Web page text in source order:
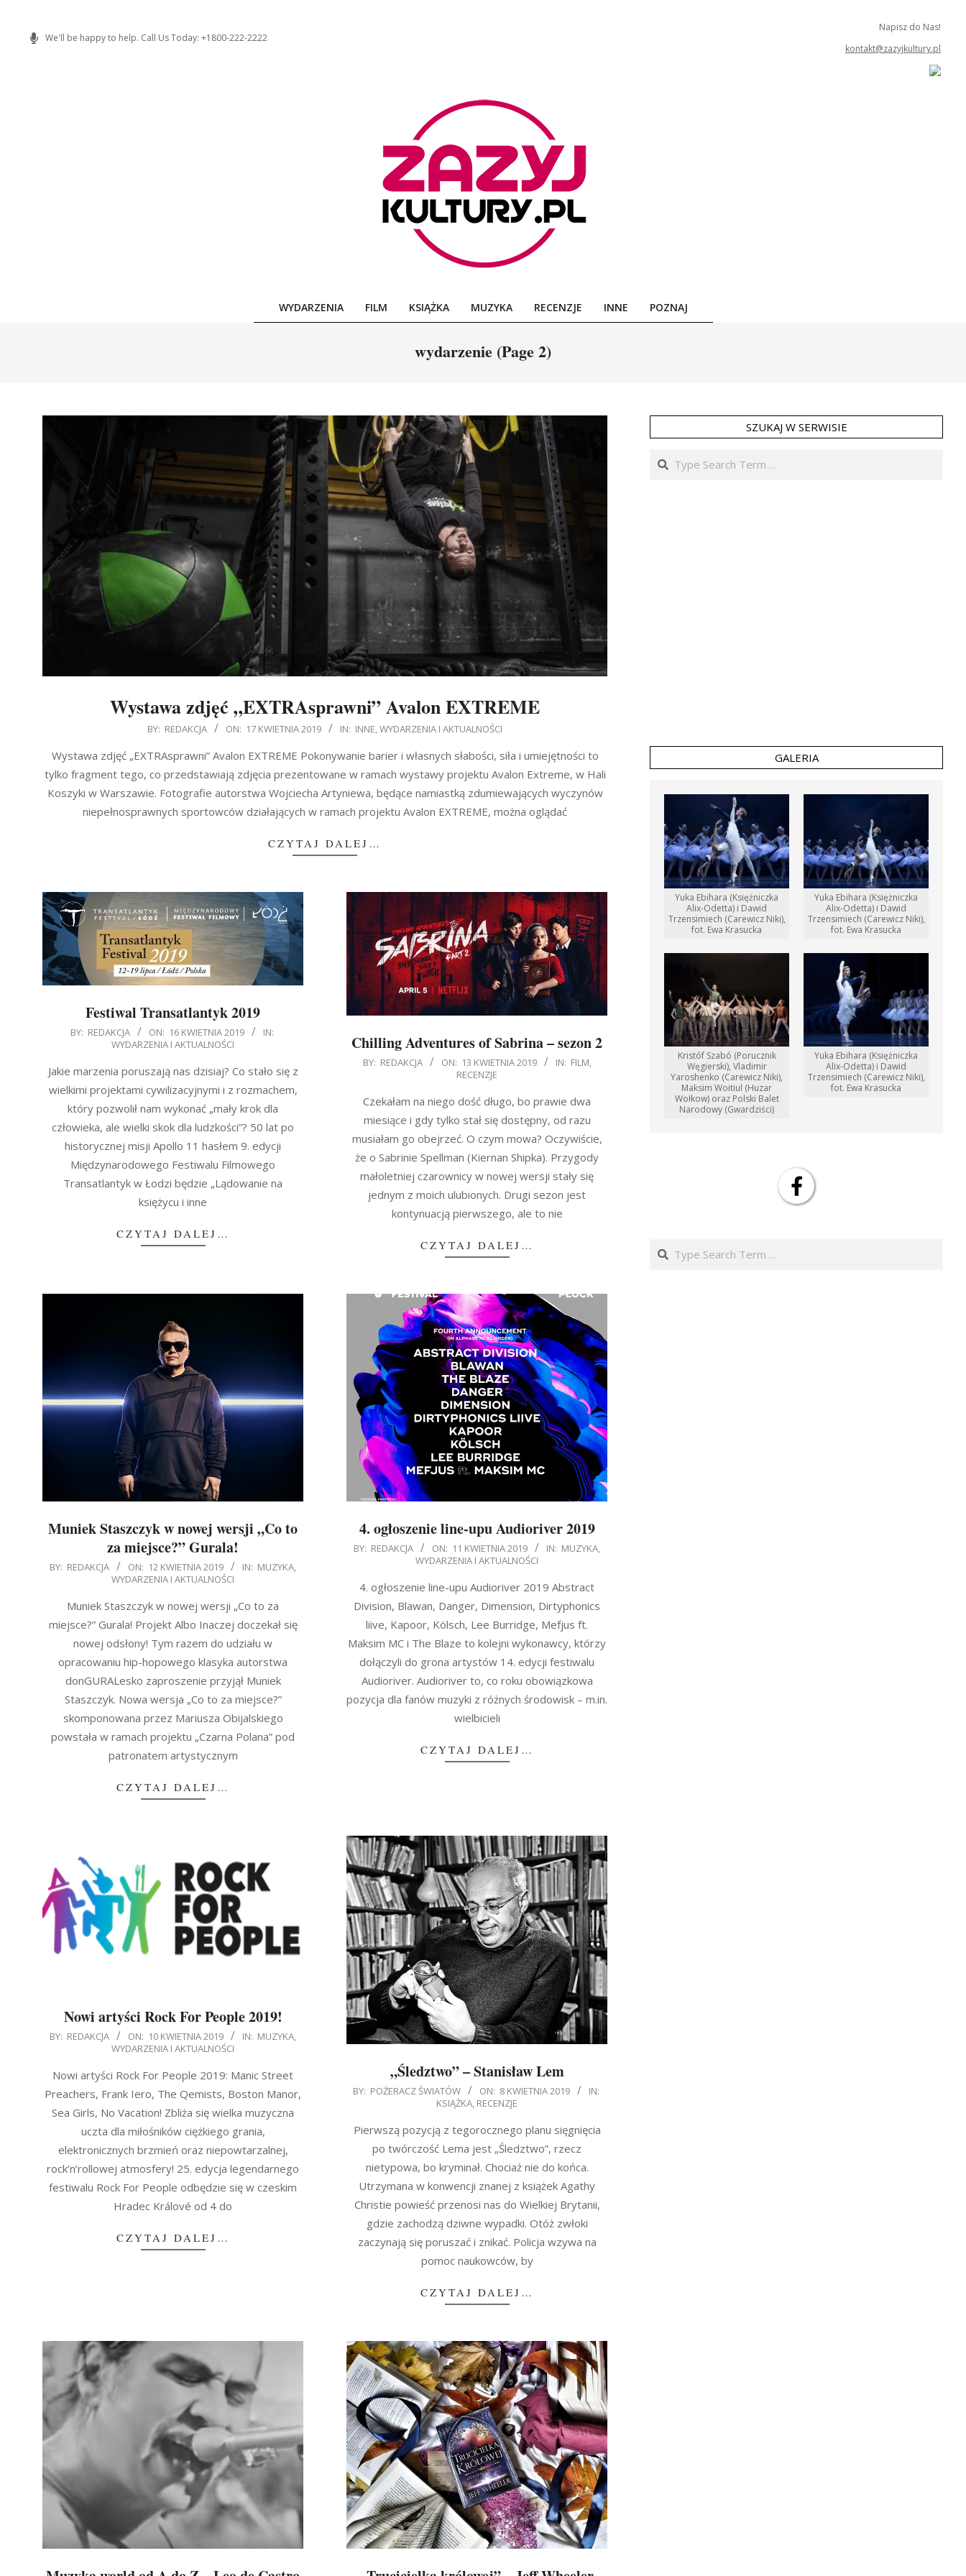
content
We'll be happy to help. Call Us Today: +1800-222-2222
Napisz do Nas!
kontakt@zazyjkultury.pl
Primary
Menu
WYDARZENIA FILM KSIĄŻKA MUZYKA RECENZJE INNE POZNAJ
wydarzenie (Page 2)
Wystawa zdjęć „EXTRAsprawni” Avalon EXTREME
BY: REDAKCJA ON: 17 KWIETNIA 2019 IN: INNE,WYDARZENIA I AKTUALNOŚCI
Wystawa zdjęć „EXTRAsprawni” Avalon EXTREME Pokonywanie barier i własnych słabości, siła i umiejętności to
tylko fragment tego, co przedstawiają zdjęcia prezentowane w ramach wystawy projektu Avalon Extreme, w Hali
Koszyki w Warszawie. Fotografie autorstwa Wojciecha Artyniewa, będące namiastką zdumiewających wyczynów
niepełnosprawnych sportowców działających w ramach projektu Avalon EXTREME, można oglądać
CZYTAJ DALEJ…
Festiwal Transatlantyk 2019
2019-
16
BY: REDAKCJA ON: 16 KWIETNIA 2019
IN:
WYDARZENIA I AKTUALNOŚCI
Jakie marzenia poruszają nas dzisiaj? Co stało się z
wielkimi projektami cywilizacyjnymi i z rozmachem,
który pozwolił nam wykonać „mały krok dla
człowieka, ale wielki skok dla ludzkości”? 50 lat po
historycznej misji Apollo 11 hasłem 9. edycji
Międzynarodowego Festiwalu Filmowego
Transatlantyk w Łodzi będzie „Lądowanie na
księżycu i inne
CZYTAJ DALEJ…
Chilling Adventures of Sabrina – sezon 2
2019-
BY: REDAKCJA ON: 13 KWIETNIA 2019 IN: FILM,
RECENZJE
Czekałam na niego dość długo, bo prawie dwa
miesiące i gdy tylko stał się dostępny, od razu
musiałam go obejrzeć. O czym mowa? Oczywiście,
że o Sabrinie Spellman (Kiernan Shipka). Przygody
małoletniej czarownicy w nowej wersji stały się
jednym z moich ulubionych. Drugi sezon jest
kontynuacją pierwszego, ale to nie
CZYTAJ DALEJ…
Muniek Staszczyk w nowej wersji „Co to
za miejsce?” Gurala!
2019-
BY: REDAKCJA ON: 12 KWIETNIA 2019 IN: MUZYKA,
WYDARZENIA I AKTUALNOŚCI
Muniek Staszczyk w nowej wersji „Co to za
miejsce?” Gurala! Projekt Albo Inaczej doczekał się
nowej odsłony! Tym razem do udziału w
opracowaniu hip-hopowego klasyka autorstwa
donGURALesko zaproszenie przyjął Muniek
Staszczyk. Nowa wersja „Co to za miejsce?”
skomponowana przez Mariusza Obijalskiego
powstała w ramach projektu „Czarna Polana” pod
patronatem artystycznym
CZYTAJ DALEJ…
4. ogłoszenie line-upu Audioriver 2019
2019-
BY: REDAKCJA ON: 11 KWIETNIA 2019 IN: MUZYKA,
WYDARZENIA I AKTUALNOŚCI
4. ogłoszenie line-upu Audioriver 2019 Abstract
Division, Blawan, Danger, Dimension, Dirtyphonics
liive, Kapoor, Kölsch, Lee Burridge, Mefjus ft.
Maksim MC i The Blaze to kolejni wykonawcy, którzy
dołączyli do grona artystów 14. edycji festiwalu
Audioriver. Audioriver to, co roku obowiązkowa
pozycja dla fanów muzyki z różnych środowisk – m.in.
wielbicieli
CZYTAJ DALEJ…
Nowi artyści Rock For People 2019!
2019-
10
BY: REDAKCJA ON: 10 KWIETNIA 2019 IN: MUZYKA,
WYDARZENIA I AKTUALNOŚCI
Nowi artyści Rock For People 2019: Manic Street
Preachers, Frank Iero, The Qemists, Boston Manor,
Sea Girls, No Vacation! Zbliża się wielka muzyczna
uczta dla miłośników ciężkiego grania,
elektronicznych brzmień oraz niepowtarzalnej,
rock’n’rollowej atmosfery! 25. edycja legendarnego
festiwalu Rock For People odbędzie się w czeskim
Hradec Králové od 4 do
CZYTAJ DALEJ…
„Śledztwo” – Stanisław Lem
2019-
08
BY: POŻERACZ ŚWIATÓW ON: 8 KWIETNIA 2019
IN:
KSIĄŻKA, RECENZJE
Pierwszą pozycją z tegorocznego planu sięgnięcia
po twórczość Lema jest „Śledztwo”, rzecz
nietypowa, bo kryminał. Chociaż nie do końca.
Utrzymana w konwencji znanej z książek Agathy
Christie powieść przenosi nas do Wielkiej Brytanii,
gdzie zachodzą dziwne wypadki. Otóż zwłoki
zaczynają się poruszać i znikać. Policja wzywa na
pomoc naukowców, by
CZYTAJ DALEJ…
SZUKAJ W SERWISIE
Search
GALERIA
Yuka Ebihara (Księżniczka
Alix-Odetta) i Dawid
Trzensimiech (Carewicz Niki),
fot. Ewa Krasucka
Yuka Ebihara (Księżniczka
Alix-Odetta) i Dawid
Trzensimiech (Carewicz Niki),
fot. Ewa Krasucka
Kristóf Szabó (Porucznik
Węgierski), Vladimir
Yaroshenko (Carewicz Niki),
Maksim Woitiul (Huzar
Wołkow) oraz Polski Balet
Narodowy (Gwardziści)
Yuka Ebihara (Księżniczka
Alix-Odetta) i Dawid
Trzensimiech (Carewicz Niki),
fot. Ewa Krasucka
Search